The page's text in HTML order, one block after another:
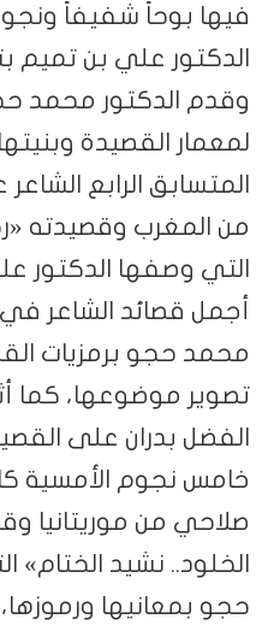
فيها بوحاً شفيفاً
الدكتور علي بن تميم
وقدم الدكتور محمد
لمعمار القصيدة
المتسابق الرابع
من المغرب وقصيدته
التي وصفها الدكتور
أجمل قصائد الشاعر في
محمد حجو برمزيات
تصوير موضوعها، كما
الفضل بدران على
خامس نجوم الأمسية كان
صلاحي من موريتانيا
الخلود.. نشيد الختام»
حجو بمعانيها